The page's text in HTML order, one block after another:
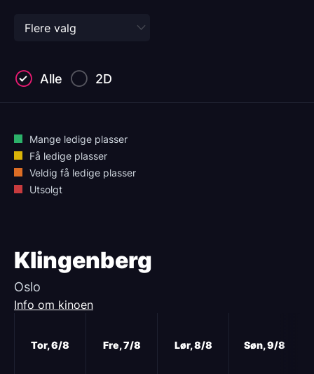
Alle 2D
Klingenberg
Oslo
Info om kinoen
Tor, 6/8 Fre, 7/8 Lør, 8/8 Søn, 9/8
Mange ledige plasser
Få ledige plasser
Veldig få ledige plasser
Utsolgt